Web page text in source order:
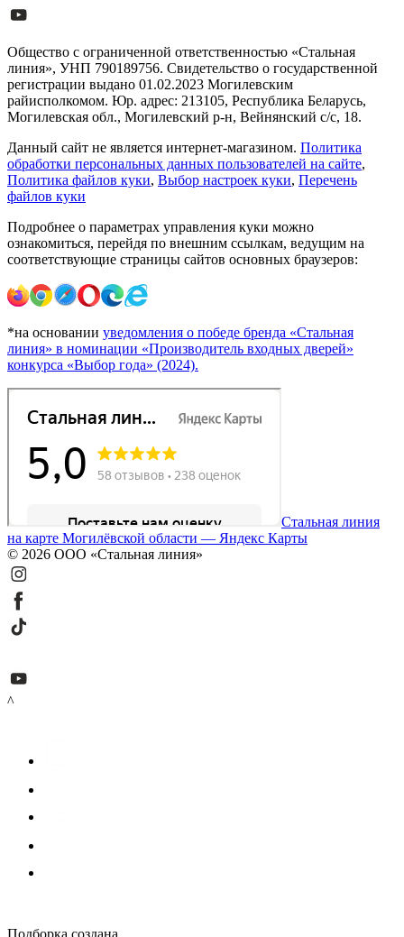
Общество с ограниченной ответственностью «Стальная
линия», УНП 790189756. Свидетельство о государственной
регистрации выдано 01.02.2023 Могилевским
райисполкомом. Юр. адрес: 213105, Республика Беларусь,
Могилевская обл., Могилевский р-н, Вейнянский с/с, 18.
Данный сайт не является интернет-магазином. Политика
обработки персональных данных пользователей на сайте,
Политика файлов куки, Выбор настроек куки, Перечень
файлов куки
Подробнее о параметрах управления куки можно
ознакомиться, перейдя по внешним ссылкам, ведущим на
соответствующие страницы сайтов основных браузеров:
*на основании уведомления о победе бренда «Стальная
линия» в номинации «Производитель входных дверей»
конкурса «Выбор года» (2024).
Стальная линия
на карте Могилёвской области — Яндекс Карты
© 2026 ООО «Стальная линия»
^